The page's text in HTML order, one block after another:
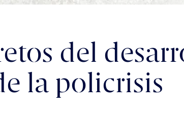
del
la policrisis